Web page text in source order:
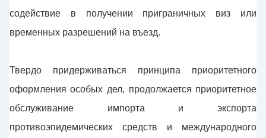
содействие в получении приграничных виз или
временных разрешений на въезд.
Твердо придерживаться принципа приоритетного
оформления особых дел, продолжается приоритетное
обслуживание импорта и экспорта
противоэпидемических средств и международного